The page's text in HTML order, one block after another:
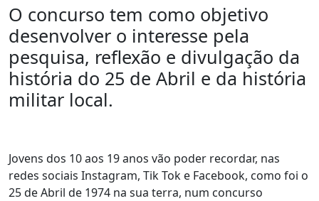
O concurso tem como objetivo
desenvolver o interesse pela
pesquisa, reflexão e divulgação da
história do 25 de Abril e da história
militar local.
Jovens dos 10 aos 19 anos vão poder recordar, nas
redes sociais Instagram, Tik Tok e Facebook, como foi o
25 de Abril de 1974 na sua terra, num concurso